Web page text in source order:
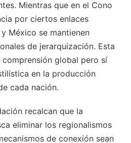
Mientras que en el Cono
por ciertos enlaces
México se mantienen
de jerarquización. Esta
global pero sí
en la producción
cada nación.
recalcan que la
eliminar los regionalismos
de conexión sean